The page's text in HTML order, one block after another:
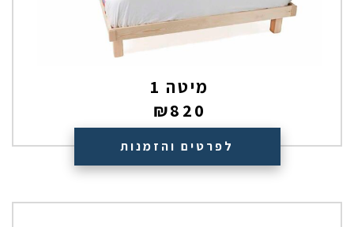
מיטה 1
₪820
לפרטים והזמנות